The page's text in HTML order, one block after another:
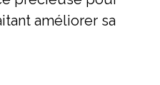
améliorer sa